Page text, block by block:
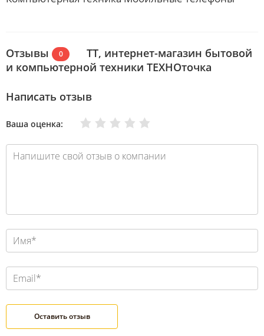
Отзывы 0
ТТ, интернет-магазин бытовой
и компьютерной техники ТЕХНОточка
Написать отзыв
Ваша оценка: Отлично
Хорошо
Нормально
Плохо
Очень плохо